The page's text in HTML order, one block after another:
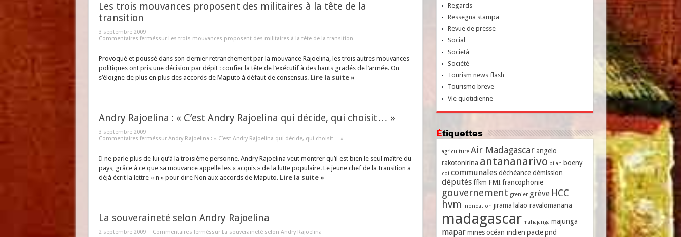
Les trois mouvances proposent des militaires à la tête de la
transition
3 septembre 2009
Commentaires ferméssur Les trois mouvances proposent des militaires à la tête de la transition
Provoqué et poussé dans son dernier retranchement par la mouvance Rajoelina, les trois autres mouvances
politiques ont pris une décision par dépit : confier la tête de l’exécutif à des hauts gradés de l’armée. On
s’éloigne de plus en plus des accords de Maputo à défaut de consensus. Lire la suite »
Andry Rajoelina : « C’est Andry Rajoelina qui décide, qui choisit… »
3 septembre 2009
Commentaires ferméssur Andry Rajoelina : « C’est Andry Rajoelina qui décide, qui choisit… »
Il ne parle plus de lui qu’à la troisième personne. Andry Rajoelina veut montrer qu’il est bien le seul maître du
pays, grâce à ce que sa mouvance appelle les « acquis » de la lutte populaire. Le jeune chef de la transition a
déjà écrit la lettre « n » pour dire Non aux accords de Maputo. Lire la suite »
La souveraineté selon Andry Rajoelina
2 septembre 2009 Commentaires ferméssur La souveraineté selon Andry Rajoelina
Regards
Ressegna stampa
Revue de presse
Social
Società
Société
Tourism news flash
Tourismo breve
Vie quotidienne
Étiquettes
agriculture Air Madagascar angelo
rakotonirina antananarivo bilan boeny
coi communales déchéance démission
députés ffkm FMI francophonie
gouvernement grenier grève HCC
hvm inondation jirama lalao ravalomanana
madagascar mahajanga majunga
mapar mines océan indien pacte pnd